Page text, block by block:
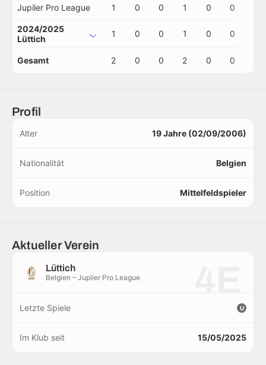
Jupiler Pro League 1 0 0 1 0 0
2024/2025
Lüttich
1 0 0 1 0 0
Gesamt 2 0 0 2 0 0
Profil
Alter 19 Jahre (02/09/2006)
Nationalität Belgien
Position Mittelfeldspieler
Aktueller Verein
Lüttich
Belgien – Jupiler Pro League
Letzte Spiele U
Im Klub seit 15/05/2025